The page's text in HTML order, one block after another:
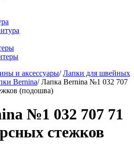
и аксессуары/ Лапки для швейных
Bernina/ Лапка Bernina №1 032 707
(подошва)
№1 032 707 71
стежков